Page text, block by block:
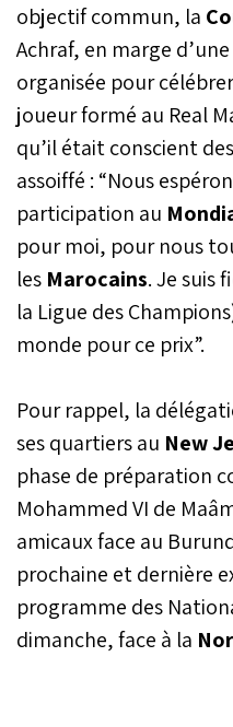
objectif commun, la
Achraf, en marge
organisée pour
joueur formé au Real
qu’il était conscient
assoiffé : “Nous
participation au
pour moi, pour nous
les Marocains. Je suis
la Ligue des
monde pour ce prix”.
Pour rappel, la
ses quartiers au New
phase de préparation
Mohammed VI de
amicaux face au
prochaine et dernière
programme des
dimanche, face à la